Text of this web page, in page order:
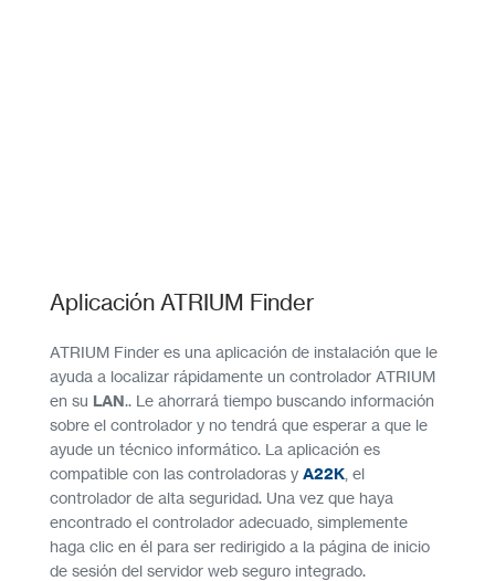
Aplicación ATRIUM Finder
ATRIUM Finder es una aplicación de instalación que le
ayuda a localizar rápidamente un controlador ATRIUM
en su LAN.. Le ahorrará tiempo buscando información
sobre el controlador y no tendrá que esperar a que le
ayude un técnico informático. La aplicación es
compatible con las controladoras y A22K , el
controlador de alta seguridad. Una vez que haya
encontrado el controlador adecuado, simplemente
haga clic en él para ser redirigido a la página de inicio
de sesión del servidor web seguro integrado.